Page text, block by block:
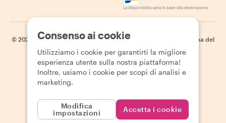
La disponibilità varia in base alla destinazione
© 2026 Withlocals.com | Informativa sulla privacy
Mappa del
Consenso ai cookie
Utilizziamo i cookie per garantirti la migliore
esperienza utente sulla nostra piattaforma!
Inoltre, usiamo i cookie per scopi di analisi e
marketing.
Modifica
impostazioni
Accetta i cookie